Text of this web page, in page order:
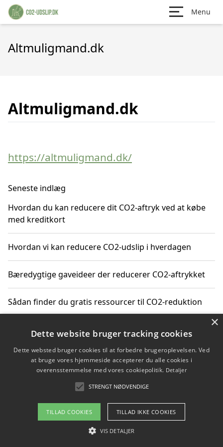
Menu
Altmuligmand.dk
Altmuligmand.dk
https://altmuligmand.dk/
Seneste indlæg
Hvordan du kan reducere dit CO2-aftryk ved at købe
med kreditkort
Hvordan vi kan reducere CO2-udslip i hverdagen
Bæredygtige gaveideer der reducerer CO2-aftrykket
Sådan finder du gratis ressourcer til CO2-reduktion
Hvordan gadgets til hjemmet kan reducere CO2-udslip
Copyright 2026 - Pilanto Aps
Om / kontakt
Blog Betingelser
×
Dette website bruger tracking cookies
Dette websted bruger cookies til at forbedre brugeroplevelsen. Ved
at bruge vores hjemmeside accepterer du alle cookies i
overensstemmelse med vores cookiepolitik. Detaljer
STRENGT NØDVENDIGE
TILLAD COOKIES TILLAD IKKE COOKIES
VIS DETALJER